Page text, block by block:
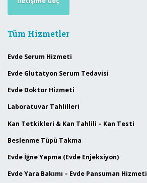
Tüm Hizmetler
Evde Serum Hizmeti
Evde Glutatyon Serum Tedavisi
Evde Doktor Hizmeti
Laboratuvar Tahlilleri
Kan Tetkikleri & Kan Tahlili – Kan Testi
Beslenme Tüpü Takma
Evde İğne Yapma (Evde Enjeksiyon)
Evde Yara Bakımı – Evde Pansuman Hizmeti